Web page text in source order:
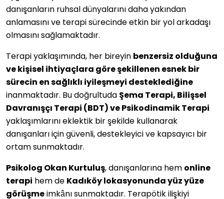
danışanların ruhsal dünyalarını daha yakından
anlamasını ve terapi sürecinde etkin bir yol arkadaşı
olmasını sağlamaktadır.
Terapi yaklaşımında, her bireyin benzersiz olduğuna
ve kişisel ihtiyaçlara göre şekillenen esnek bir
sürecin en sağlıklı iyileşmeyi desteklediğine
inanmaktadır. Bu doğrultuda Şema Terapi, Bilişsel
Davranışçı Terapi (BDT) ve Psikodinamik Terapi
yaklaşımlarını eklektik bir şekilde kullanarak
danışanları için güvenli, destekleyici ve kapsayıcı bir
ortam sunmaktadır.
Psikolog Okan Kurtuluş, danışanlarına hem online
terapi hem de Kadıköy lokasyonunda yüz yüze
görüşme imkânı sunmaktadır. Terapötik ilişkiyi